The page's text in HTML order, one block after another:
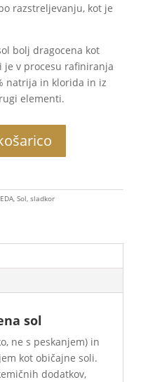
razstreljevanju, kot je
bolj dragocena kot
je v procesu rafiniranja
natrija in klorida in iz
elementi.
, Sol, sladkor
sol
ne s peskanjem) in
kot običajne soli.
dodatkov,